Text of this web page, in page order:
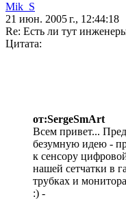
Mik_S
21 июн. 2005 г., 12:44:18
Re: Есть ли тут
Цитата:
от:SergeSmArt
Всем привет...
безумную идею -
к сенсору
нашей сетчатки в
трубках и
:) -